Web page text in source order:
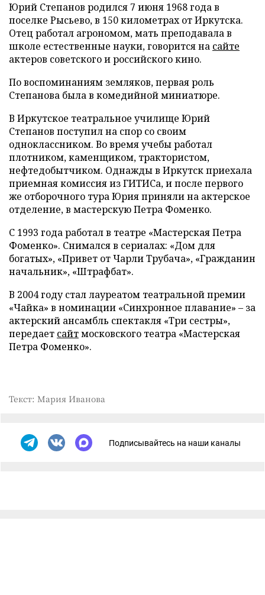
Юрий Степанов родился 7 июня 1968 года в
поселке Рысьево, в 150 километрах от Иркутска.
Отец работал агрономом, мать преподавала в
школе естественные науки, говорится на сайте
актеров советского и российского кино.
По воспоминаниям земляков, первая роль
Степанова была в комедийной миниатюре.
В Иркутское театральное училище Юрий
Степанов поступил на спор со своим
одноклассником. Во время учебы работал
плотником, каменщиком, трактористом,
нефтедобытчиком. Однажды в Иркутск приехала
приемная комиссия из ГИТИСа, и после первого
же отборочного тура Юрия приняли на актерское
отделение, в мастерскую Петра Фоменко.
С 1993 года работал в театре «Мастерская Петра
Фоменко». Снимался в сериалах: «Дом для
богатых», «Привет от Чарли Трубача», «Гражданин
начальник», «Штрафбат».
В 2004 году стал лауреатом театральной премии
«Чайка» в номинации «Синхронное плавание» – за
актерский ансамбль спектакля «Три сестры»,
передает сайтмосковского театра «Мастерская
Петра Фоменко».
Текст: Мария Иванова
Подписывайтесь на наши каналы